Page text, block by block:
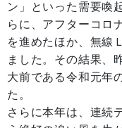
ン」といった需要喚
らに、アフターコロ
を進めたほか、無線
ました。その結果、
大前である令和元年
た。
さらに本年は、連続